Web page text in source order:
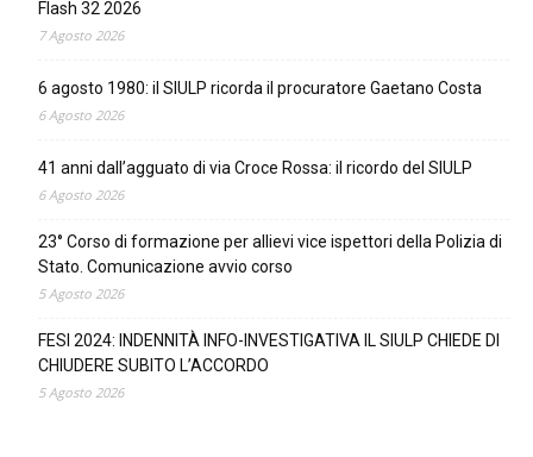
Flash 32 2026
7 Agosto 2026
6 agosto 1980: il SIULP ricorda il procuratore Gaetano Costa
6 Agosto 2026
41 anni dall’agguato di via Croce Rossa: il ricordo del SIULP
6 Agosto 2026
23° Corso di formazione per allievi vice ispettori della Polizia di
Stato. Comunicazione avvio corso
5 Agosto 2026
FESI 2024: INDENNITÀ INFO-INVESTIGATIVA IL SIULP CHIEDE DI
CHIUDERE SUBITO L’ACCORDO
5 Agosto 2026